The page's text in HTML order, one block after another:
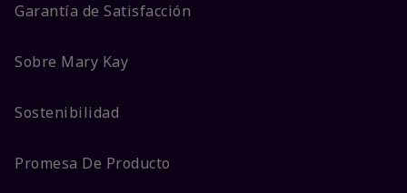
Garantía de Satisfacción
Sobre Mary Kay
Sostenibilidad
Promesa De Producto